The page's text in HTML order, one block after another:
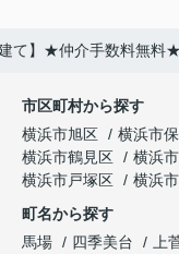
て】★仲介手数料無料★
市区町村から探す
横浜市旭区
横浜市
横浜市鶴見区
横浜
横浜市戸塚区
横浜
町名から探す
馬場
四季美台 上